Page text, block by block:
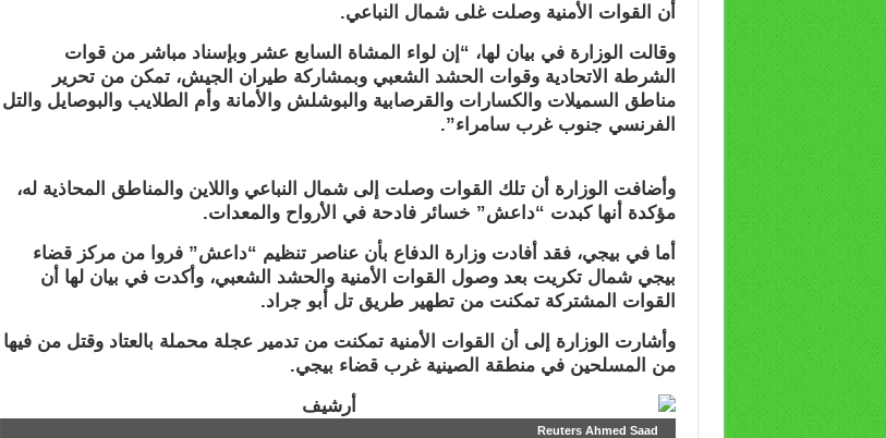
أن القوات الأمنية وصلت غلى شمال النباعي.
وقالت الوزارة في بيان لها، “إن لواء المشاة السابع عشر وبإسناد مباشر من قوات
الشرطة الاتحادية وقوات الحشد الشعبي وبمشاركة طيران الجيش، تمكن من تحرير
مناطق السميلات والكسارات والقرصابية والبوشلش والأمانة وأم الطلايب والبوصايل والتل
الفرنسي جنوب غرب سامراء”.
وأضافت الوزارة أن تلك القوات وصلت إلى شمال النباعي واللاين والمناطق المحاذية له،
مؤكدة أنها كبدت “داعش” خسائر فادحة في الأرواح والمعدات.
أما في بيجي، فقد أفادت وزارة الدفاع بأن عناصر تنظيم “داعش” فروا من مركز قضاء
بيجي شمال تكريت بعد وصول القوات الأمنية والحشد الشعبي، وأكدت في بيان لها أن
القوات المشتركة تمكنت من تطهير طريق تل أبو جراد.
وأشارت الوزارة إلى أن القوات الأمنية تمكنت من تدمير عجلة محملة بالعتاد وقتل من فيها
من المسلحين في منطقة الصينية غرب قضاء بيجي.
Reuters Ahmed Saad